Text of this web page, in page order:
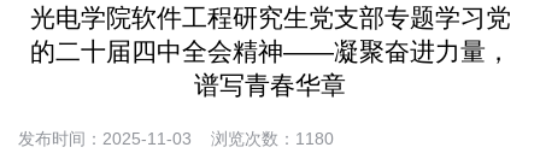
光电学院软件工程研究生党支部专题学习党
的二十届四中全会精神——凝聚奋进力量，
谱写青春华章
发布时间：2025-11-03 浏览次数： 1180